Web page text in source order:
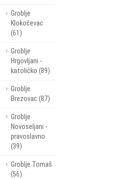
Groblje
Klokočevac
(61)
Groblje
Hrgovljani -
katoličko (89)
Groblje
Brezovac (87)
Groblje
Novoseljani -
pravoslavno
(39)
Groblje Tomaš
(56)